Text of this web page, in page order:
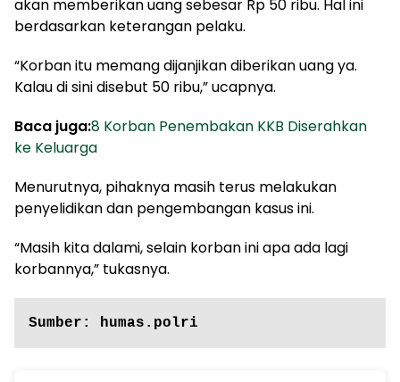
akan memberikan uang sebesar Rp 50 ribu. Hal ini
berdasarkan keterangan pelaku.
“Korban itu memang dijanjikan diberikan uang ya.
Kalau di sini disebut 50 ribu,” ucapnya.
Baca juga:8 Korban Penembakan KKB Diserahkan
ke Keluarga
Menurutnya, pihaknya masih terus melakukan
penyelidikan dan pengembangan kasus ini.
“Masih kita dalami, selain korban ini apa ada lagi
korbannya,” tukasnya.
Sumber: humas.polri